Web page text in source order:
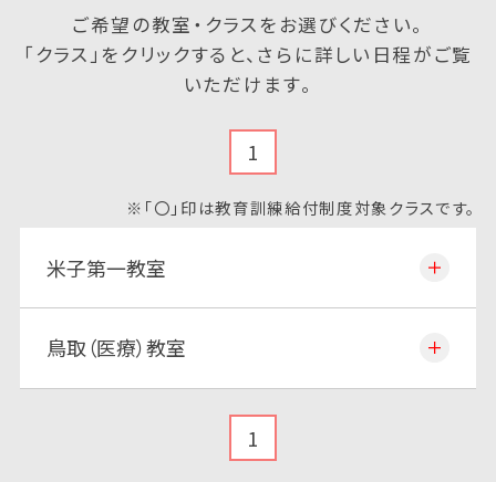
ご希望の教室・クラスをお選びください。
「クラス」をクリックすると、さらに詳しい日程がご覧
いただけます。
1
※「〇」印は教育訓練給付制度対象クラスです。
米子第一教室
鳥取（医療）教室
1